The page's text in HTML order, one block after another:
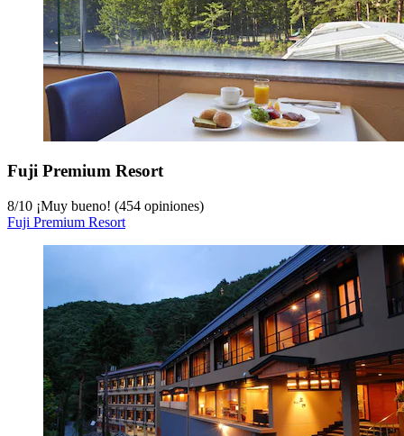
Fuji Premium Resort
8/10 ¡Muy bueno! (454 opiniones)
Fuji Premium Resort